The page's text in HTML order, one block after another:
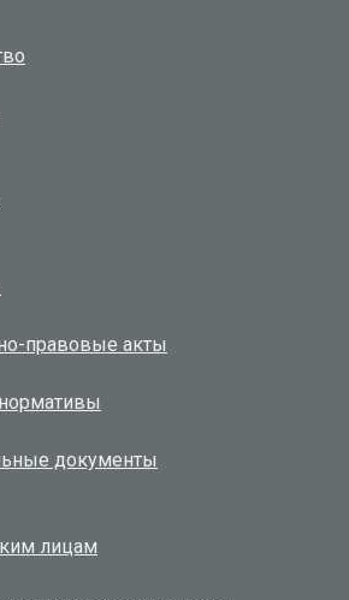
правовые акты
документы
лицам